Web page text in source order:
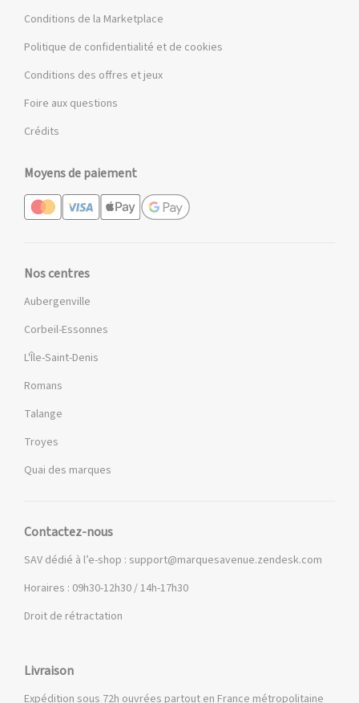
Conditions de la Marketplace
Politique de confidentialité et de cookies
Conditions des offres et jeux
Foire aux questions
Crédits
Moyens de paiement
Nos centres
Aubergenville
Corbeil-Essonnes
L'Île-Saint-Denis
Romans
Talange
Troyes
Quai des marques
Contactez-nous
SAV dédié à l’e-shop : support@marquesavenue.zendesk.com
Horaires : 09h30-12h30 / 14h-17h30
Droit de rétractation
Livraison
Expédition sous 72h ouvrées partout en France métropolitaine